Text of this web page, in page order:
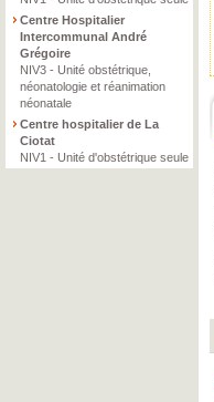
Centre Hospitalier
Intercommunal André
Grégoire
NIV3 - Unité obstétrique,
néonatologie et réanimation
néonatale
Centre hospitalier de La
Ciotat
NIV1 - Unité d'obstétrique seule